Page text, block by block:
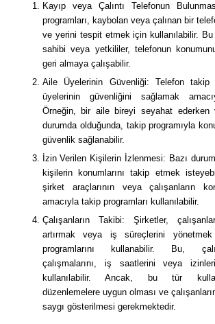
Kayıp veya Çalıntı Telefonun
programları, kaybolan veya çalınan bir
ve yerini tespit etmek için kullanılabilir.
sahibi veya yetkililer, telefonun
geri almaya çalışabilir.
Aile Üyelerinin Güvenliği: Telefon takip
üyelerinin güvenliğini sağlamak
Örneğin, bir aile bireyi seyahat ederken
durumda olduğunda, takip programıyla
güvenlik sağlanabilir.
İzin Verilen Kişilerin İzlenmesi: Bazı
kişilerin konumlarını takip etmek
şirket araçlarının veya çalışanların
amacıyla takip programları kullanılabilir.
Çalışanların Takibi: Şirketler,
artırmak veya iş süreçlerini
programlarını kullanabilir. Bu,
çalışmalarını, iş saatlerini veya
kullanılabilir. Ancak, bu tür
düzenlemelere uygun olması ve
saygı gösterilmesi gerekmektedir.